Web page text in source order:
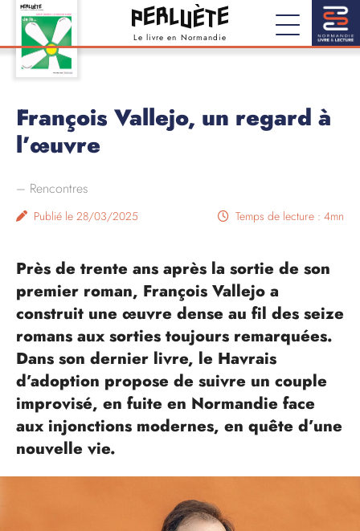
Le livre en Normandie
François Vallejo, un regard à
l’œuvre
– Rencontres
Publié le 28/03/2025 Temps de lecture : 4mn
Près de trente ans après la sortie de son
premier roman, François Vallejo a
construit une œuvre dense au fil des seize
romans aux sorties toujours remarquées.
Dans son dernier livre, le Havrais
d’adoption propose de suivre un couple
improvisé, en fuite en Normandie face
aux injonctions modernes, en quête d’une
nouvelle vie.